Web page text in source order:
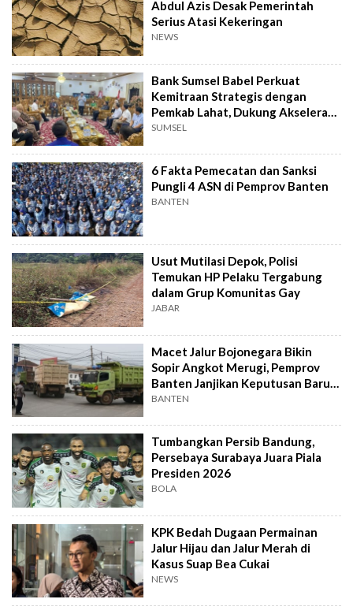
Abdul Azis Desak Pemerintah
Serius Atasi Kekeringan
NEWS
Bank Sumsel Babel Perkuat
Kemitraan Strategis dengan
Pemkab Lahat, Dukung Akselerasi
Ekonomi Daerah
SUMSEL
6 Fakta Pemecatan dan Sanksi
Pungli 4 ASN di Pemprov Banten
BANTEN
Usut Mutilasi Depok, Polisi
Temukan HP Pelaku Tergabung
dalam Grup Komunitas Gay
JABAR
Macet Jalur Bojonegara Bikin
Sopir Angkot Merugi, Pemprov
Banten Janjikan Keputusan Baru 4
Hari Lagi
BANTEN
Tumbangkan Persib Bandung,
Persebaya Surabaya Juara Piala
Presiden 2026
BOLA
KPK Bedah Dugaan Permainan
Jalur Hijau dan Jalur Merah di
Kasus Suap Bea Cukai
NEWS